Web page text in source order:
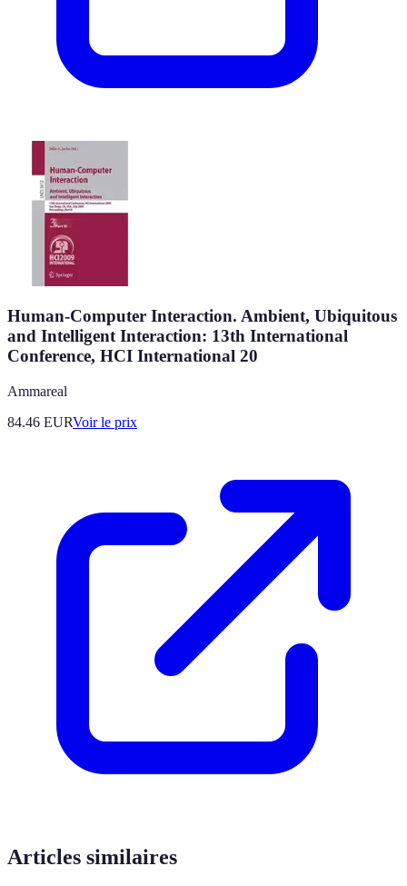
Human-Computer Interaction. Ambient, Ubiquitous
and Intelligent Interaction: 13th International
Conference, HCI International 20
Ammareal
84.46 EURVoir le prix
Articles similaires